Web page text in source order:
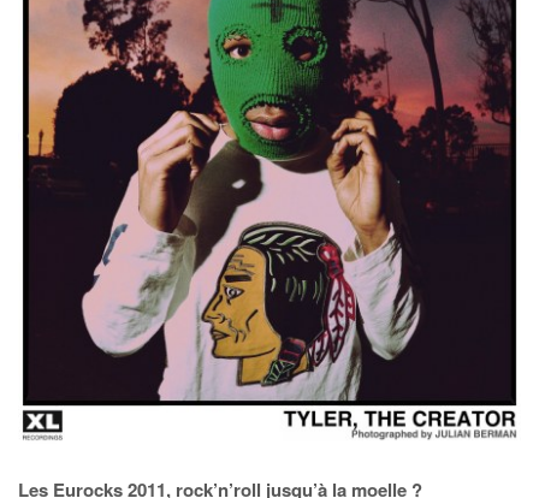
Les Eurocks 2011, rock’n’roll jusqu’à la moelle ?